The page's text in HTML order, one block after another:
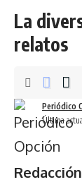
La
relatos
Última
Periódico